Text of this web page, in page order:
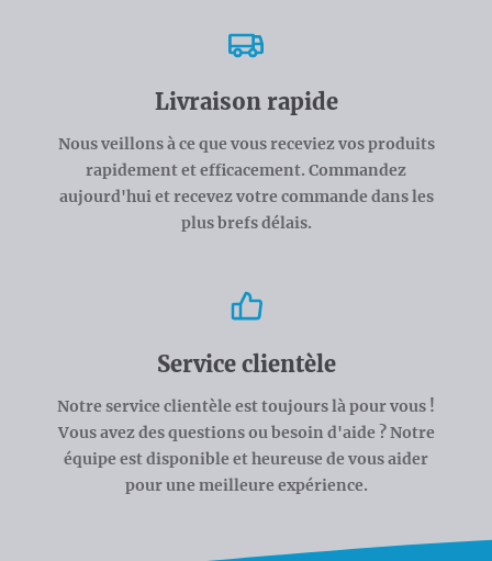
Livraison rapide
Nous veillons à ce que vous receviez vos produits
rapidement et efficacement. Commandez
aujourd'hui et recevez votre commande dans les
plus brefs délais.
Service clientèle
Notre service clientèle est toujours là pour vous !
Vous avez des questions ou besoin d'aide ? Notre
équipe est disponible et heureuse de vous aider
pour une meilleure expérience.